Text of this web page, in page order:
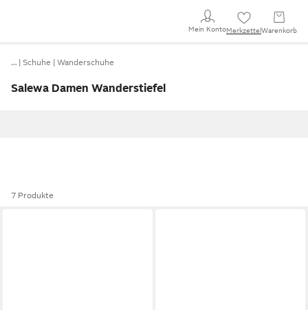
Mein KontoMerkzettel Warenkorb
… Schuhe Wanderschuhe
Salewa Damen Wanderstiefel
7 Produkte